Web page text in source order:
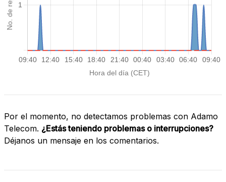
Por el momento, no detectamos problemas con Adamo
Telecom. ¿Estás teniendo problemas o interrupciones?
Déjanos un mensaje en los comentarios.